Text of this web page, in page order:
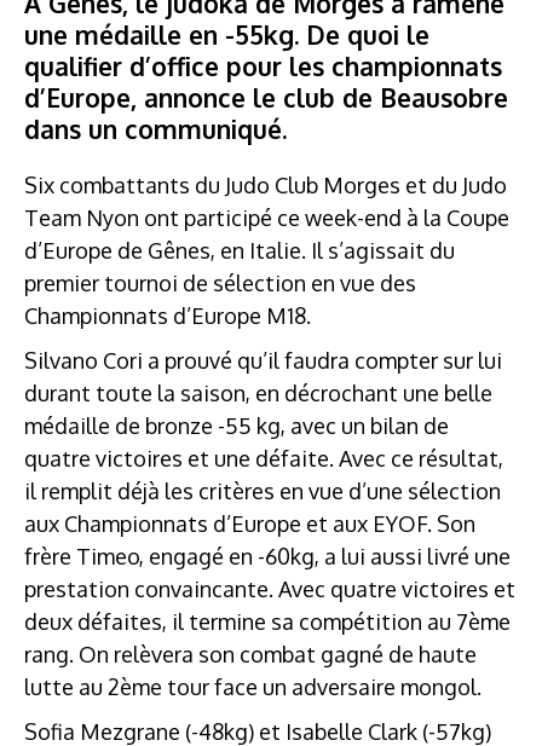
une médaille en -55kg. De quoi le
qualifier d’office pour les championnats
d’Europe, annonce le club de Beausobre
dans un communiqué.
Six combattants du Judo Club Morges et du Judo
Team Nyon ont participé ce week-end à la Coupe
d’Europe de Gênes, en Italie. Il s’agissait du
premier tournoi de sélection en vue des
Championnats d’Europe M18.
Silvano Cori a prouvé qu’il faudra compter sur lui
durant toute la saison, en décrochant une belle
médaille de bronze -55 kg, avec un bilan de
quatre victoires et une défaite. Avec ce résultat,
il remplit déjà les critères en vue d’une sélection
aux Championnats d’Europe et aux EYOF. Son
frère Timeo, engagé en -60kg, a lui aussi livré une
prestation convaincante. Avec quatre victoires et
deux défaites, il termine sa compétition au 7ème
rang. On relèvera son combat gagné de haute
lutte au 2ème tour face un adversaire mongol.
Sofia Mezgrane (-48kg) et Isabelle Clark (-57kg)